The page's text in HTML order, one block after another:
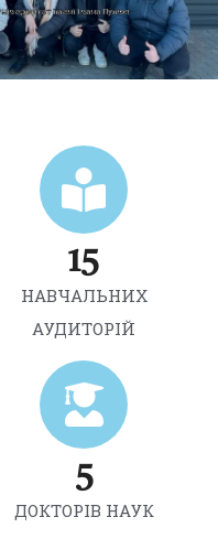
імені Івана Пулюя
15
НАВЧАЛЬНИХ
АУДИТОРІЙ
5
ДОКТОРІВ НАУК